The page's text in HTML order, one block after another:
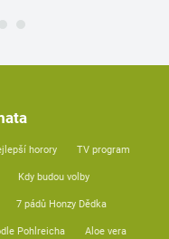
horory TV program
Kdy budou volby
7 pádů Honzy Dědka
Pohlreicha Aloe vera